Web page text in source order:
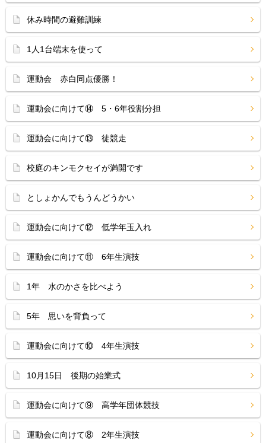
休み時間の避難訓練
1人1台端末を使って
運動会 赤白同点優勝！
運動会に向けて⑭ 5・6年役割分担
運動会に向けて⑬ 徒競走
校庭のキンモクセイが満開です
としょかんでもうんどうかい
運動会に向けて⑫ 低学年玉入れ
運動会に向けて⑪ 6年生演技
1年 水のかさを比べよう
5年 思いを背負って
運動会に向けて⑩ 4年生演技
10月15日 後期の始業式
運動会に向けて⑨ 高学年団体競技
運動会に向けて⑧ 2年生演技